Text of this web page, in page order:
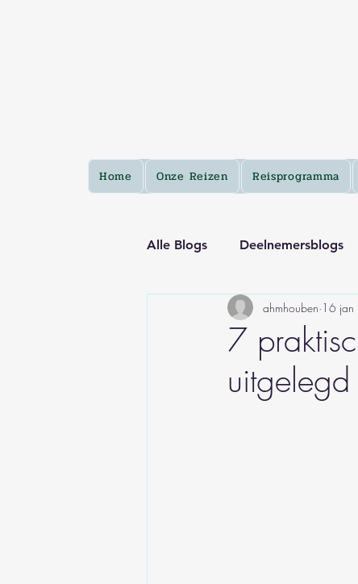
Home Onze Reizen Reisprogramma
Alle Blogs Deelnemersblogs
7
uitgelegd
ahmhouben 16